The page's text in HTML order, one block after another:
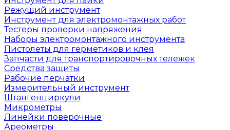
Режущий инструмент
Инструмент для электромонтажных работ
Тестеры проверки напряжения
Наборы электромонтажного инструмента
Пистолеты для герметиков и клея
Запчасти для транспортировочных тележек
Средства защиты
Рабочие перчатки
Измерительный инструмент
Штангенциркули
Микрометры
Линейки поверочные
Ареометры